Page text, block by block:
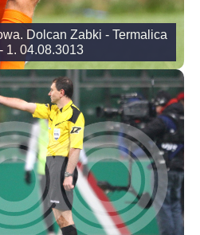
Dolcan Zabki - Termalica
1. 04.08.3013